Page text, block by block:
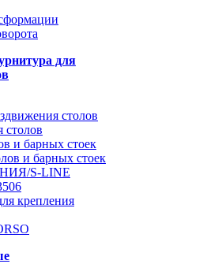
для
столов
столов
и барных стоек
и барных стоек
S-LINE
крепления